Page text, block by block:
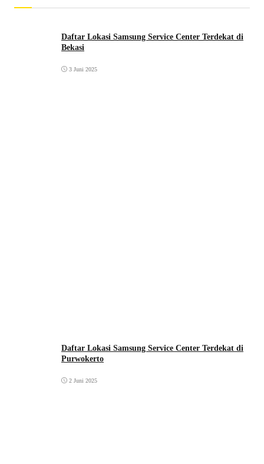
Daftar Lokasi Samsung Service Center Terdekat di
Bekasi
3 Juni 2025
Daftar Lokasi Samsung Service Center Terdekat di
Purwokerto
2 Juni 2025